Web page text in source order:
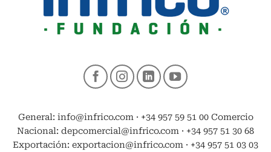
General: info@infrico.com · +34 957 59 51 00 Comercio
Nacional: depcomercial@infrico.com · +34 957 51 30 68
Exportación: exportacion@infrico.com · +34 957 51 03 03